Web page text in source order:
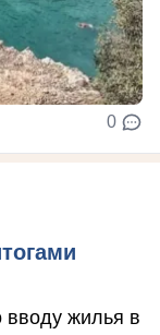
0
вводу жилья в